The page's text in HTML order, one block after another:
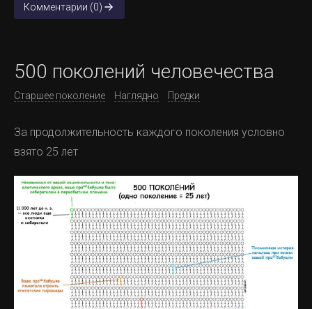
Комментарии (0)
500 поколений человечества
Старшее поколение Наглядно Предки
За продолжительность каждого поколения условно
взято 25 лет